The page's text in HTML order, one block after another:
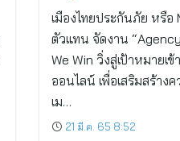
เมืองไทยประกันภัย หรื
ตัวแทน จัดงาน
We Win วิ่งสู่เป้าหมายเ
ออนไลน์ เพื่อเสริมสร้าง
เม…
21 มี.ค. 65 8:52